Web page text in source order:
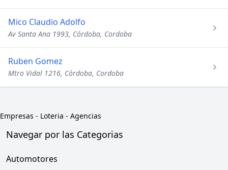
Mico Claudio Adolfo
Av Santa Ana 1993, Córdoba, Cordoba
Ruben Gomez
Mtro Vidal 1216, Córdoba, Cordoba
Empresas - Loteria - Agencias
Navegar por las Categorias
Automotores